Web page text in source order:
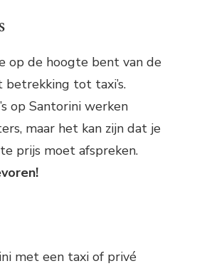
op de hoogte bent van de
tot taxi’s.
op Santorini werken
maar het kan zijn dat je
prijs moet afspreken.
met een taxi of privé